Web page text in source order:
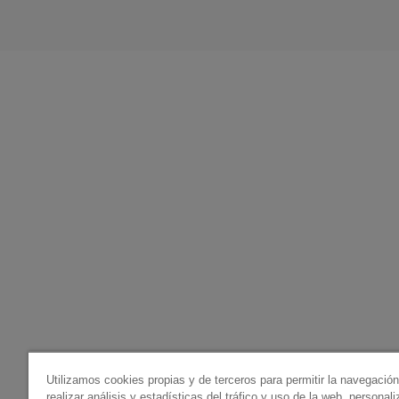
Utilizamos cookies propias y de terceros para permitir la